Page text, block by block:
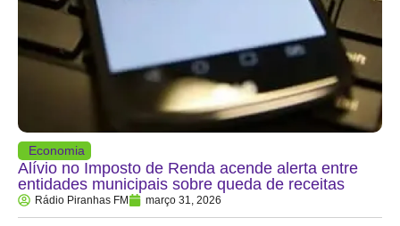
Economia
Alívio no Imposto de Renda acende alerta entre
entidades municipais sobre queda de receitas
Rádio Piranhas FM março 31, 2026